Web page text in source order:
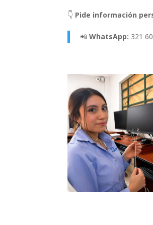
👇 Pide información
📲 WhatsApp: 321